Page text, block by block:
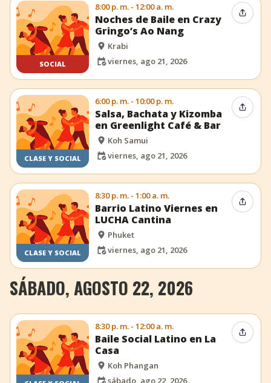
SOCIAL
8:00 p. m. - 12:00 a. m.
Noches de Baile en Crazy
Gringo’s Ao Nang
Krabi
viernes, ago 21, 2026
CLASE Y SOCIAL
6:00 p. m. - 10:00 p. m.
Salsa, Bachata y Kizomba
en Greenlight Café & Bar
Koh Samui
viernes, ago 21, 2026
CLASE Y SOCIAL
8:30 p. m. - 1:00 a. m.
Barrio Latino Viernes en
LUCHA Cantina
Phuket
viernes, ago 21, 2026
SÁBADO, AGOSTO 22, 2026
8:30 p. m. - 12:00 a. m.
Baile Social Latino en La
Casa
Koh Phangan
sábado, ago 22, 2026